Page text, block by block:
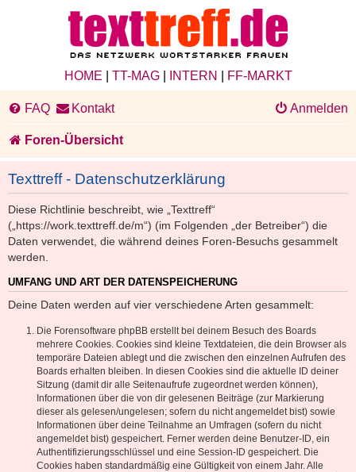
HOME TT-MAG| INTERN FF-MARKT
FAQ Kontakt Anmelden
Foren-Übersicht
Texttreff - Datenschutzerklärung
Diese Richtlinie beschreibt, wie „Texttreff“
(„https://work.texttreff.de/m“) (im Folgenden „der Betreiber“) die
Daten verwendet, die während deines Foren-Besuchs gesammelt
werden.
UMFANG UND ART DER DATENSPEICHERUNG
Deine Daten werden auf vier verschiedene Arten gesammelt:
Die Forensoftware phpBB erstellt bei deinem Besuch des Boards
mehrere Cookies. Cookies sind kleine Textdateien, die dein Browser als
temporäre Dateien ablegt und die zwischen den einzelnen Aufrufen des
Boards erhalten bleiben. In diesen Cookies sind die aktuelle ID deiner
Sitzung (damit dir alle Seitenaufrufe zugeordnet werden können),
Informationen über die von dir gelesenen Beiträge (zur Markierung
dieser als gelesen/ungelesen; sofern du nicht angemeldet bist) sowie
Informationen über deine Teilnahme an Umfragen (sofern du nicht
angemeldet bist) gespeichert. Ferner werden deine Benutzer-ID, ein
Authentifizierungsschlüssel und eine Session-ID gespeichert. Die
Cookies haben standardmäßig eine Gültigkeit von einem Jahr. Alle